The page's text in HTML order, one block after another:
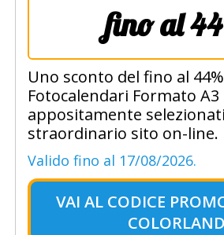
fino al
Uno sconto del fino al
Fotocalendari Formato A3
appositamente
straordinario sito on-line.
Valido fino al 17/08/2026.
VAI AL CODICE
COLORLAND